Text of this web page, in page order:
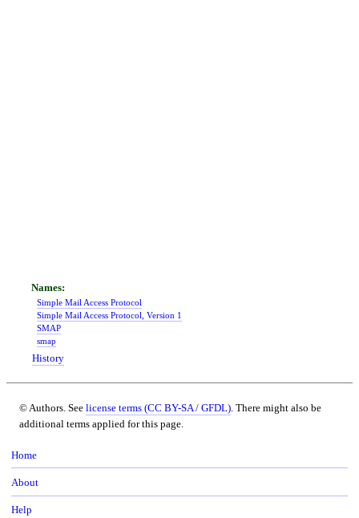
Simple Mail Access Protocol
Simple Mail Access Protocol, Version 1
SMAP
smap
History
© Authors. See license terms (CC BY-SA / GFDL). There might also be
additional terms applied for this page.
Home
About
Help